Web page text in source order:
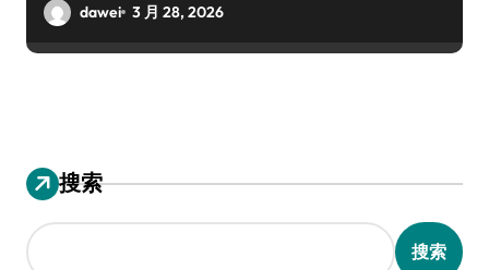
dawei 3 月 28, 2026
搜索
搜索